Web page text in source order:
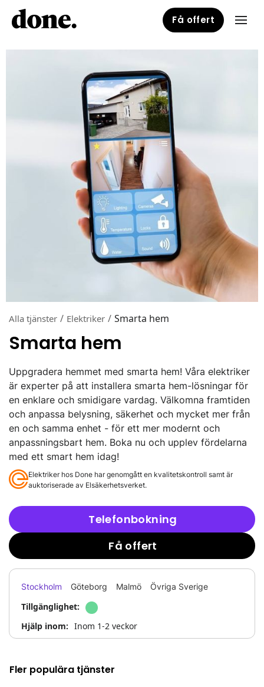
Få offert
Alla tjänster / Elektriker / Smarta hem
Smarta hem
Uppgradera hemmet med smarta hem! Våra elektriker
är experter på att installera smarta hem-lösningar för
en enklare och smidigare vardag. Välkomna framtiden
och anpassa belysning, säkerhet och mycket mer från
en och samma enhet - för ett mer modernt och
anpassningsbart hem. Boka nu och upplev fördelarna
med ett smart hem idag!
Elektriker hos Done har genomgått en kvalitetskontroll samt är
auktoriserade av Elsäkerhetsverket.
Telefonbokning
Få offert
Stockholm Göteborg Malmö Övriga Sverige
Tillgänglighet:
Hjälp inom: Inom 1-2 veckor
Fler populära tjänster